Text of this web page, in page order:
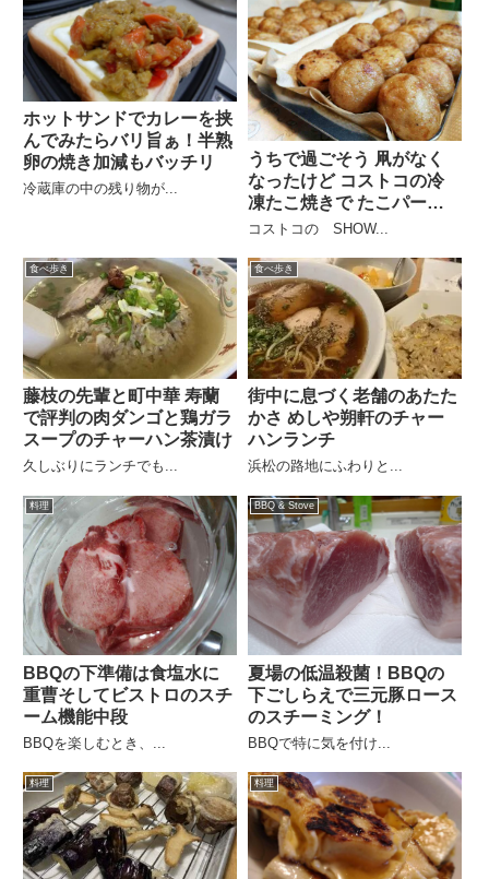
ホットサンドでカレーを挟
んでみたらバリ旨ぁ！半熟
卵の焼き加減もバッチリ
冷蔵庫の中の残り物が...
うちで過ごそう 凧がなく
なったけど コストコの冷
凍たこ焼きで たこパーテ
ィ
コストコの SHOW...
食べ歩き
藤枝の先輩と町中華 寿蘭
で評判の肉ダンゴと鶏ガラ
スープのチャーハン茶漬け
久しぶりにランチでも...
食べ歩き
街中に息づく老舗のあたた
かさ めしや朔軒のチャー
ハンランチ
浜松の路地にふわりと...
料理
BBQの下準備は食塩水に
重曹そしてビストロのスチ
ーム機能中段
BBQを楽しむとき、...
BBQ & Stove
夏場の低温殺菌！BBQの
下ごしらえで三元豚ロース
のスチーミング！
BBQで特に気を付け...
料理 料理